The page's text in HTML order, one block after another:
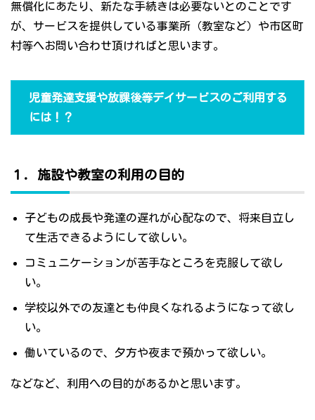
無償化にあたり、新たな手続きは必要ないとのことです
が、サービスを提供している事業所（教室など）や市区町
村等へお問い合わせ頂ければと思います。
児童発達支援や放課後等デイサービスのご利用する
には！？
１．施設や教室の利用の目的
子どもの成長や発達の遅れが心配なので、将来自立し
て生活できるようにして欲しい。
コミュニケーションが苦手なところを克服して欲し
い。
学校以外での友達とも仲良くなれるようになって欲し
い。
働いているので、夕方や夜まで預かって欲しい。
などなど、利用への目的があるかと思います。